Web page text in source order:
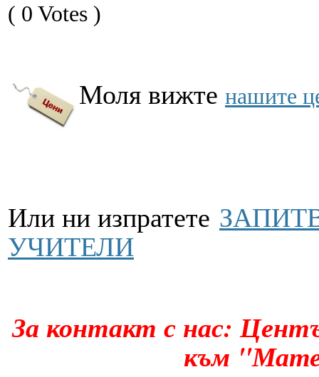
( 0 Votes )
Моля вижте нашите
Или ни изпратете
УЧИТЕЛИ
За контакт с нас:
към